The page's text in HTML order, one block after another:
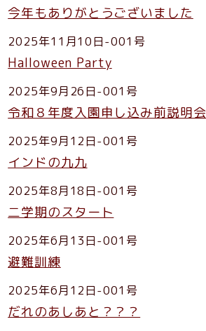
今年もありがとうございました
2025年11月10日-001号
Halloween Party
2025年9月26日-001号
令和８年度入園申し込み前説明会
2025年9月12日-001号
インドの九九
2025年8月18日-001号
二学期のスタート
2025年6月13日-001号
避難訓練
2025年6月12日-001号
だれのあしあと？？？